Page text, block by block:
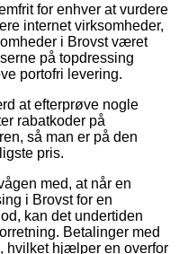
for enhver at vurdere
internet virksomheder,
i Brovst været
på topdressing
portofri levering.
at efterprøve nogle
rabatkoder på
så man er på den
pris.
med, at når en
i Brovst for en
kan det undertiden
Betalinger med
hvilket hjælper en overfor